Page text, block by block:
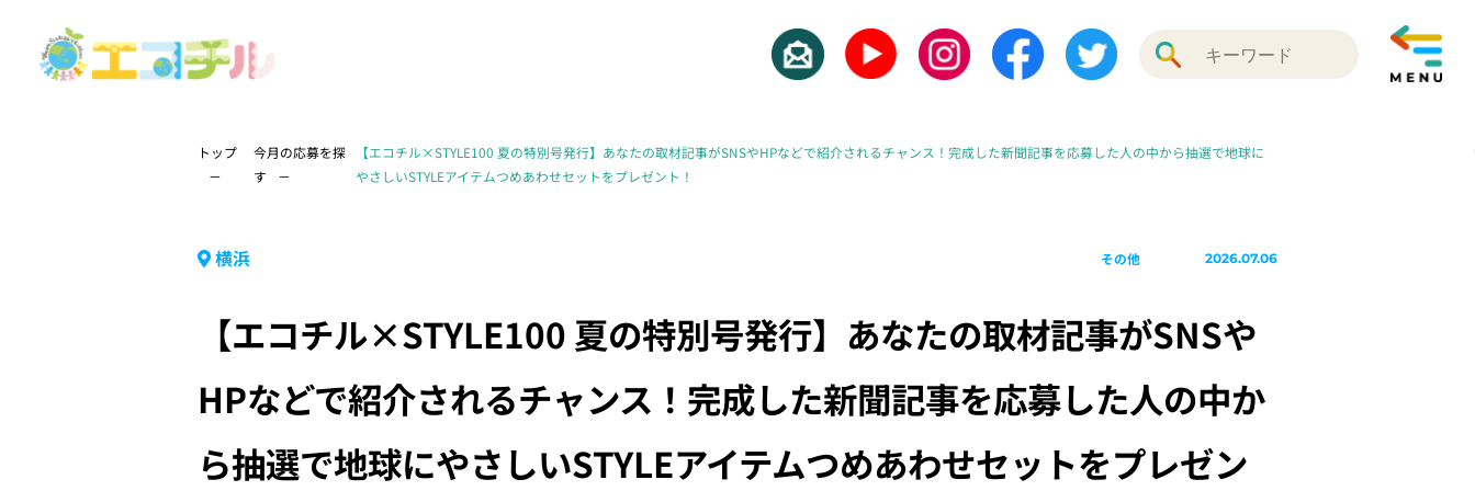
トップ
今月の応募を探
す
【エコチル×STYLE100 夏の特別号発行】あなたの取材記事がSNSやHPなどで紹介されるチャンス！完成した新聞記事を応募した人の中から抽選で地球に
やさしいSTYLEアイテムつめあわせセットをプレゼント！
横浜 その他 2026.07.06
【エコチル×STYLE100 夏の特別号発行】あなたの取材記事がSNSや
HPなどで紹介されるチャンス！完成した新聞記事を応募した人の中か
ら抽選で地球にやさしいSTYLEアイテムつめあわせセットをプレゼン